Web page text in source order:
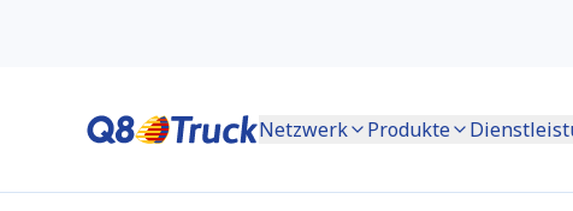
Netzwerk Produkte